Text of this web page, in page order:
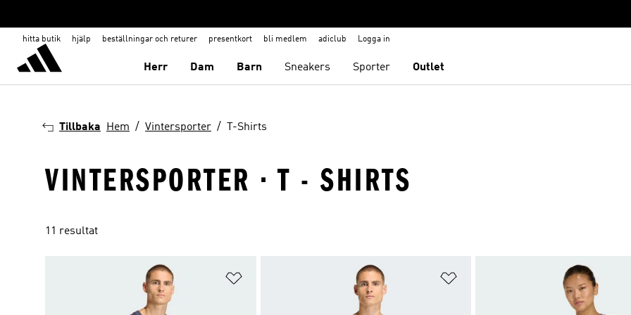
hitta butik hjälp beställningar och returer presentkort bli medlem adiclub Logga in
Herr Dam Barn Sneakers Sporter Outlet
Tillbaka Hem Vintersporter T-Shirts
VINTERSPORTER · T - SHIRTS
11 resultat
Lägg till på önskelistan Lägg till på önskelistan